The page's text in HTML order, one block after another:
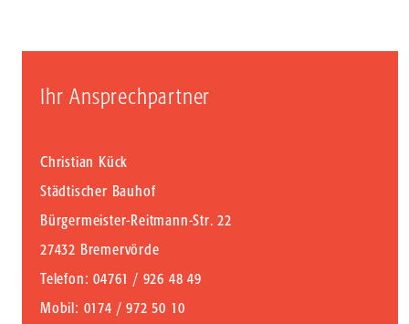
Ihr Ansprechpartner
Christian Kück
Städtischer Bauhof
Bürgermeister-Reitmann-Str. 22
27432 Bremervörde
Telefon: 04761 / 926 48 49
Mobil: 0174 / 972 50 10